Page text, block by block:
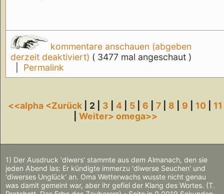
kommentare anschauen (abgeben
derzeit deaktiviert) ( 3477 mal angeschaut )
Permalink
<<alpha <Zurück | 2 | 3 |4 5 6 |7 8 9 10
11
Weiter> omega>>
1) Der Ausdruck 'diwers' stammte aus dem Almanach, den sie
jeden Abend las: Er kündigte immerzu 'diwerse Seuchen' und
'diwerses Unglück' an. Oma Wetterwachs wusste nicht genau
was damit gemeint war, aber ihr gefiel der Klang des Wortes. (T.